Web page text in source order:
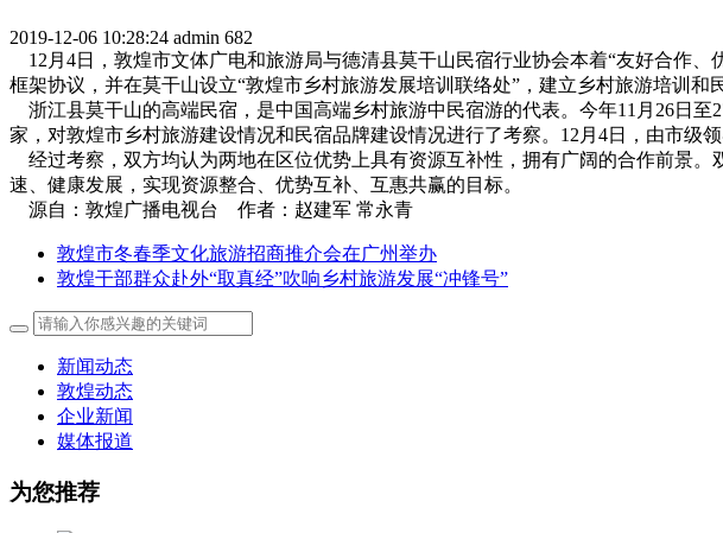
2019-12-06 10:28:24 admin 682
12月4日，敦煌市文体广电和旅游局与德清县莫干山民宿行业协会本着“友好合作
框架协议，并在莫干山设立“敦煌市乡村旅游发展培训联络处”，建立乡村旅游培训和
浙江县莫干山的高端民宿，是中国高端乡村旅游中民宿游的代表。今年11月26日
家，对敦煌市乡村旅游建设情况和民宿品牌建设情况进行了考察。12月4日，由市级
经过考察，双方均认为两地在区位优势上具有资源互补性，拥有广阔的合作前景
速、健康发展，实现资源整合、优势互补、互惠共赢的目标。
源自：敦煌广播电视台 作者：赵建军 常永青
敦煌市冬春季文化旅游招商推介会在广州举办
敦煌干部群众赴外“取真经”吹响乡村旅游发展“冲锋号”
新闻动态
敦煌动态
企业新闻
媒体报道
为您推荐